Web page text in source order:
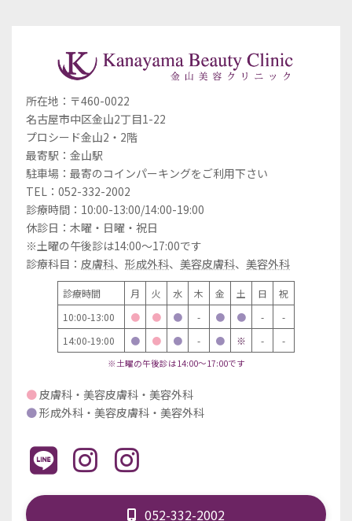
所在地：〒460-0022
名古屋市中区金山2丁目1-22
プロシード金山2・2階
最寄駅：金山駅
駐車場：最寄のコインパーキングをご利用下さい
TEL：052-332-2002
診療時間：10:00-13:00/14:00-19:00
休診日：木曜・日曜・祝日
※土曜の午後診は14:00～17:00です
診療科目： 皮膚科、 形成外科、 美容皮膚科、 美容外科
診療時間 月 火 水 木 金 土 日
祝
10:00-13:00
● ● ● - ● ● -
-
14:00-19:00
● ● ● - ● ※ - -
※土曜の午後診は14:00～17:00です
●皮膚科・美容皮膚科・美容外科
●形成外科・美容皮膚科・美容外科
052-332-2002